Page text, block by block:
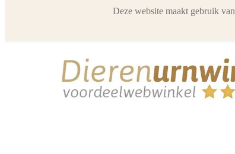
Deze website maakt gebruik